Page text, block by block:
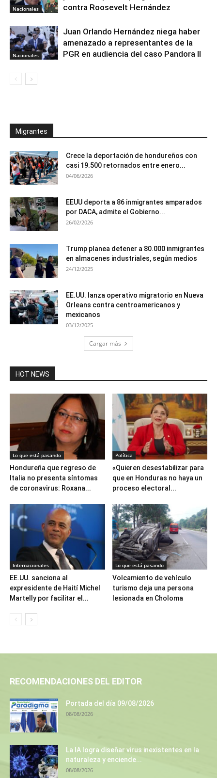
Nacionales
contra Roosevelt Hernández
Nacionales
Juan Orlando Hernández niega haber
amenazado a representantes de la
PGR en audiencia del caso Pandora II
Migrantes
Crece la deportación de hondureños con
casi 19.500 retornados entre enero...
04/06/2026
EEUU deporta a 86 inmigrantes amparados
por DACA, admite el Gobierno...
26/02/2026
Trump planea detener a 80.000 inmigrantes
en almacenes industriales, según medios
24/12/2025
EE.UU. lanza operativo migratorio en Nueva
Orleans contra centroamericanos y
mexicanos
03/12/2025
Cargar más
HOT NEWS
Lo que está pasando
Hondureña que regreso de
Italia no presenta síntomas
de coronavirus: Roxana...
Política
«Quieren desestabilizar para
que en Honduras no haya un
proceso electoral...
Internacionales
EE.UU. sanciona al
expresidente de Haití Michel
Martelly por facilitar el...
Lo que está pasando
Volcamiento de vehículo
turismo deja una persona
lesionada en Choloma
RECOMENDACIONES DEL EDITOR
Portada del día 09/08/2026
08/08/2026
La IA logra diseñar virus inexistentes en la
naturaleza y enciende...
08/08/2026